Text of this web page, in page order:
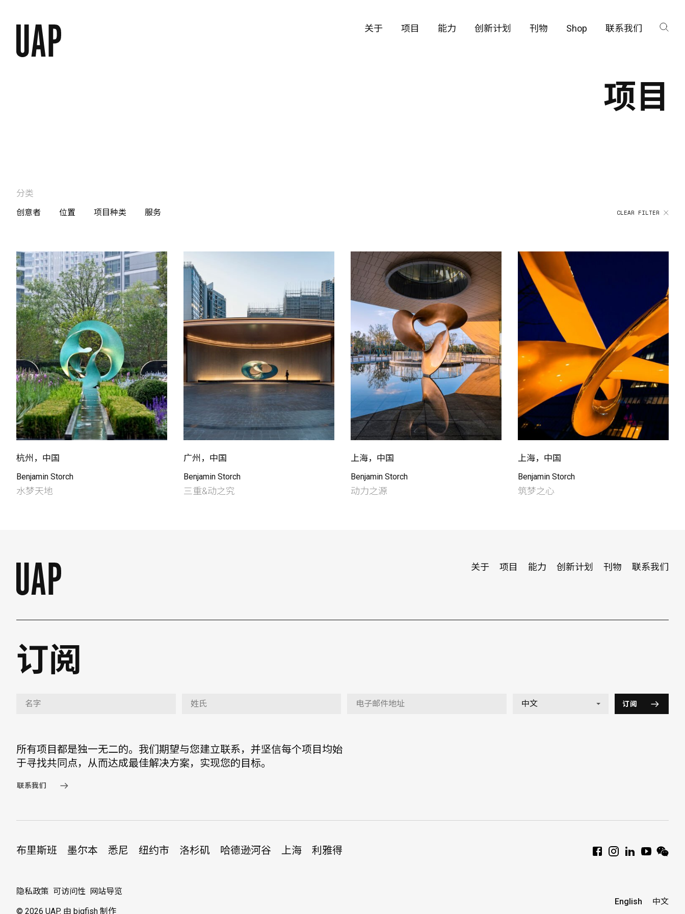
关于 项目 能力 创新计划 刊物 Shop 联系我们
项目
分类
创意者 位置 项目种类 服务 CLEAR FILTER
杭州，中国
Benjamin Storch
水梦天地
广州，中国
Benjamin Storch
三重&动之究
上海，中国
Benjamin Storch
动力之源
上海，中国
Benjamin Storch
筑梦之心
关于 项目 能力 创新计划 刊物 联系我们
订阅
订阅
所有项目都是独一无二的。我们期望与您建立联系，并坚信每个项目均始
于寻找共同点，从而达成最佳解决方案，实现您的目标。
联系我们
布里斯班 墨尔本 悉尼 纽约市 洛杉矶 哈德逊河谷 上海 利雅得
隐私政策 可访问性 网站导览
© 2026 UAP. 由 bigfish 制作
English 中文